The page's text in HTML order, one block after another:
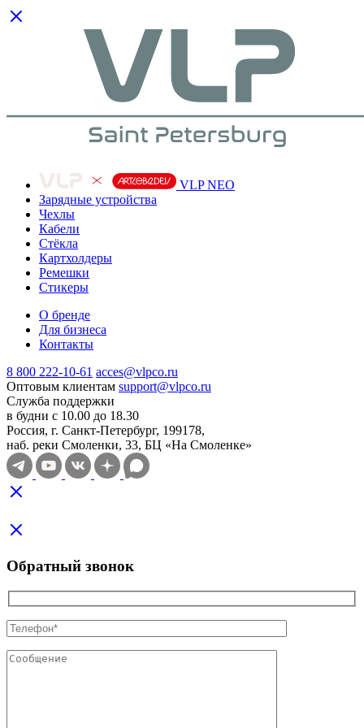
VLP NEO
Зарядные устройства
Чехлы
Кабели
Cтёкла
Картхолдеры
Ремешки
Стикеры
О бренде
Для бизнеса
Контакты
8 800 222-10-61 acces@vlpco.ru
Оптовым клиентам support@vlpco.ru
Служба поддержки
в будни с 10.00 до 18.30
Россия, г. Санкт-Петербург, 199178,
наб. реки Смоленки, 33, БЦ «На Смоленке»
Обратный звонок